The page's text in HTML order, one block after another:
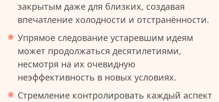
закрытым даже для близких, создавая
впечатление холодности и отстранённости.
Упрямое следование устаревшим идеям
может продолжаться десятилетиями,
несмотря на их очевидную
неэффективность в новых условиях.
Стремление контролировать каждый аспект